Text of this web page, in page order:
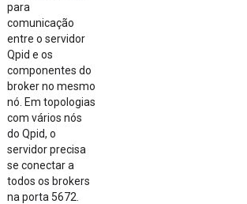
para
comunicação
entre o servidor
Qpid e os
componentes do
broker no mesmo
nó. Em topologias
com vários nós
do Qpid, o
servidor precisa
se conectar a
todos os brokers
na porta 5672.